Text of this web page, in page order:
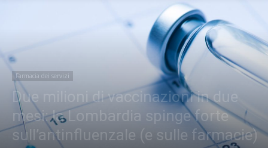
Farmacia dei servizi
Due milioni di vaccinazioni in due
mesi: la Lombardia spinge forte
sull’antinfluenzale (e sulle farmacie)